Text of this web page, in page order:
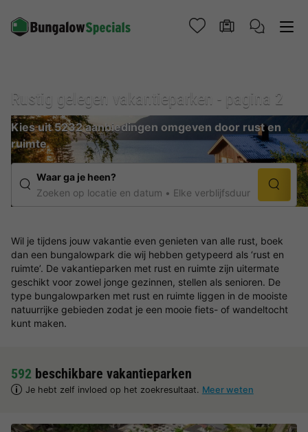
Rustig gelegen vakantieparken - pagina 2
Kies uit 5232 aanbiedingen omgeven door rust en
ruimte
Waar ga je heen?
Zoeken op locatie en datum
Elke verblijfsduur
Wil je tijdens jouw vakantie even genieten van alle rust, boek
dan een bungalowpark die wij hebben getypeerd als ‘rust en
ruimte’. De vakantieparken met rust en ruimte zijn uitermate
geschikt voor zowel jonge gezinnen, stellen als senioren. De
type bungalowparken met rust en ruimte liggen in de mooiste
natuurrijke gebieden zodat je een mooie fiets- of wandeltocht
kunt maken.
592 beschikbare vakantieparken
Je hebt zelf invloed op het zoekresultaat. Meer weten